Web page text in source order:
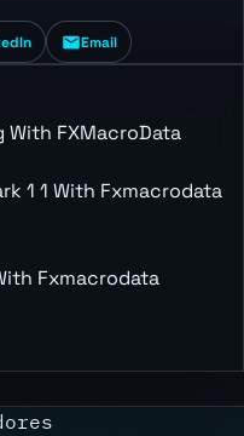
Email
With FXMacroData
1 1 With Fxmacrodata
Fxmacrodata